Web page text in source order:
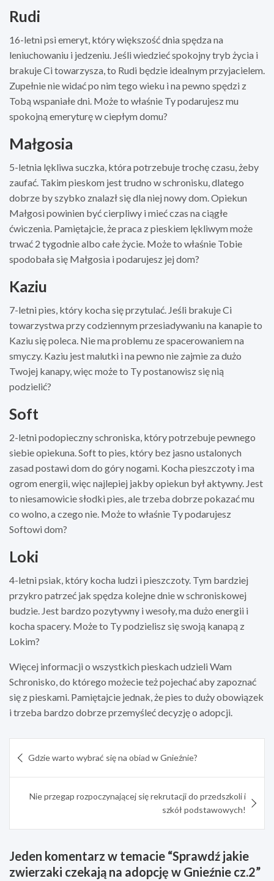
Rudi
16-letni psi emeryt, który większość dnia spędza na
leniuchowaniu i jedzeniu. Jeśli wiedzieć spokojny tryb życia i
brakuje Ci towarzysza, to Rudi będzie idealnym przyjacielem.
Zupełnie nie widać po nim tego wieku i na pewno spędzi z
Tobą wspaniałe dni. Może to właśnie Ty podarujesz mu
spokojną emeryturę w ciepłym domu?
Małgosia
5-letnia lękliwa suczka, która potrzebuje trochę czasu, żeby
zaufać. Takim pieskom jest trudno w schronisku, dlatego
dobrze by szybko znalazł się dla niej nowy dom. Opiekun
Małgosi powinien być cierpliwy i mieć czas na ciągłe
ćwiczenia. Pamiętajcie, że praca z pieskiem lękliwym może
trwać 2 tygodnie albo całe życie. Może to właśnie Tobie
spodobała się Małgosia i podarujesz jej dom?
Kaziu
7-letni pies, który kocha się przytulać. Jeśli brakuje Ci
towarzystwa przy codziennym przesiadywaniu na kanapie to
Kaziu się poleca. Nie ma problemu ze spacerowaniem na
smyczy. Kaziu jest malutki i na pewno nie zajmie za dużo
Twojej kanapy, więc może to Ty postanowisz się nią
podzielić?
Soft
2-letni podopieczny schroniska, który potrzebuje pewnego
siebie opiekuna. Soft to pies, który bez jasno ustalonych
zasad postawi dom do góry nogami. Kocha pieszczoty i ma
ogrom energii, więc najlepiej jakby opiekun był aktywny. Jest
to niesamowicie słodki pies, ale trzeba dobrze pokazać mu
co wolno, a czego nie. Może to właśnie Ty podarujesz
Softowi dom?
Loki
4-letni psiak, który kocha ludzi i pieszczoty. Tym bardziej
przykro patrzeć jak spędza kolejne dnie w schroniskowej
budzie. Jest bardzo pozytywny i wesoły, ma dużo energii i
kocha spacery. Może to Ty podzielisz się swoją kanapą z
Lokim?
Więcej informacji o wszystkich pieskach udzieli Wam
Schronisko, do którego możecie też pojechać aby zapoznać
się z pieskami. Pamiętajcie jednak, że pies to duży obowiązek
i trzeba bardzo dobrze przemyśleć decyzję o adopcji.
wpisu
Gdzie warto wybrać się na obiad w Gnieźnie?
Nie przegap rozpoczynającej się rekrutacji do przedszkoli i
szkół podstawowych!
Jeden komentarz w temacie “Sprawdź jakie
zwierzaki czekają na adopcję w Gnieźnie cz.2”